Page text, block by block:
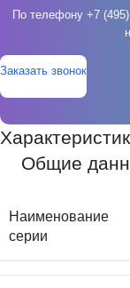
По телефону +7
Заказать звонок
Общие
Наименование
серии